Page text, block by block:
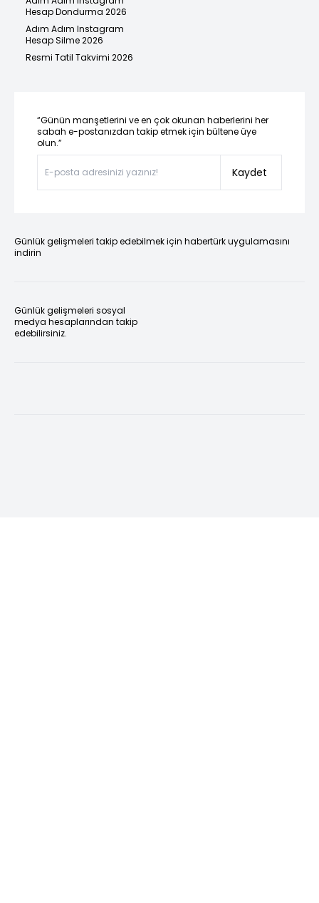
Hesap Dondurma 2026
Adım Adım Instagram
Hesap Silme 2026
Resmi Tatil Takvimi 2026
“Günün manşetlerini ve en çok okunan haberlerini her
sabah e-postanızdan takip etmek için bültene üye
olun.”
Kaydet
Günlük gelişmeleri takip edebilmek için habertürk uygulamasını
indirin
Günlük gelişmeleri sosyal
medya hesaplarından takip
edebilirsiniz.